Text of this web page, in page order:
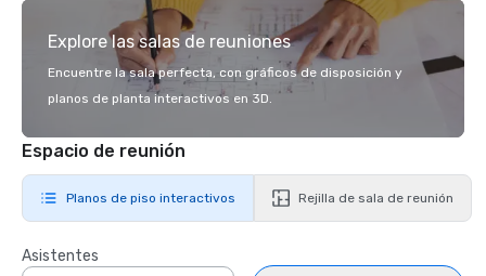
Explore las salas de reuniones
Encuentre la sala perfecta, con gráficos de disposición y
planos de planta interactivos en 3D.
Espacio de reunión
Planos de piso interactivos Rejilla de sala de reunión
Asistentes